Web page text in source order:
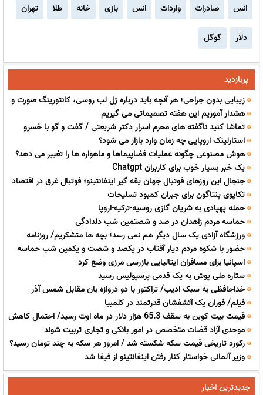
انس
صادرات واردات انس بازی خانه طلا تهران
دلار گوگل
پربازدید
زیبایی بدون جراحی؛ هر آنچه باید درباره ژل لب روسی، کانتورینگ صورت و
فیلر بیکینی بدانید
هشدار آموریم این هفته تصمیماتی می گیریم
تماشا کنید ناگفته های محرم اسرار دکتر شریعتی / گفت و گو با خسرو
منصوریان
استارلینک اروپایی چه زمان وارد بازار می شود؟
هوش مصنوعی چگونه عملیات فضاپیماها و ماهواره ها را تغییر می دهد؟
یک خبر بسیار خوب برای کاربران Chatgpt
جنجال این روزهای فوتبال جهان یقه گیر اینفانتینو؛ فوتبال غرق در اقتصاد
تکاپوی پنتاگون برای جبران کمبود تسلیحات
حمله پهپادی به شریان گازی روسیه-ترکیه-اروپا
حماسه مردم زاهدان در صد و شصتمین شب دلدادگی
ورزشگاه آزادی یک سال دیگر هم نمی رسد؛ بچه ها متشکریم/ روزنامه
خبرورزشی یکشنبه را ببینید
حضور با شکوه مردم دیار آفتاب در یکصد و شصت و یکمین شب حماسه
اسپانیا برای مسافران ایتالیایی بازرسی مرزی وضع کرد
ستاره ملی پوش به یک قدمی پرسپولیس رسید
خداحافظی به سبک ادیب/ تراکتور با دو دروازه بان مقابل شمس آذر
(عکس)
فیلم/ فوران یک آتشفشان قدرتمند در کلمبیا
قیمت بیت کوین به سقف 65.3 هزار دلار در ماه اوت رسید/ احتمال کاهش
نرخ بهره در آمریکا
موحدی آزاد قضات متخصص در امور بانکی و تجاری تربیت شوند
رکورد تاریخی قیمت سکه شکسته شد / امروز هر سکه به چند تومان رسید؟
وزیر آلمانی خواستار کنار رفتن اینفانتینو از فیفا شد
جدیدترین اخبار